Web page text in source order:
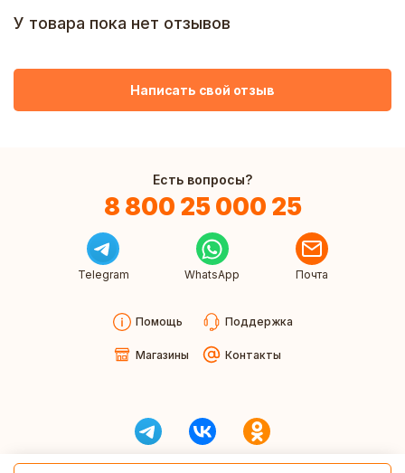
У товара пока нет отзывов
Написать свой отзыв
Есть вопросы?
8 800 25 000 25
Telegram WhatsApp Почта
Помощь Поддержка
Магазины Контакты